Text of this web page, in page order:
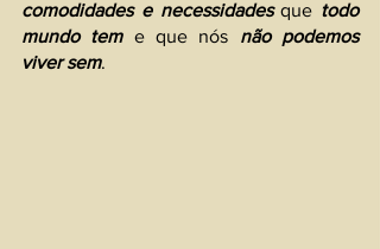
comodidades e necessidades que todo
mundo tem e que nós não podemos
viver sem.